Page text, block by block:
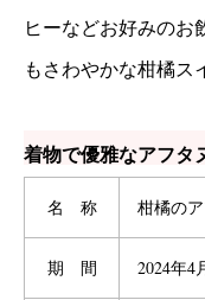
ヒーなどお好みのお
もさわやかな柑橘ス
着物で優雅なアフタ
名 称 柑橘の
期 間 2024年4